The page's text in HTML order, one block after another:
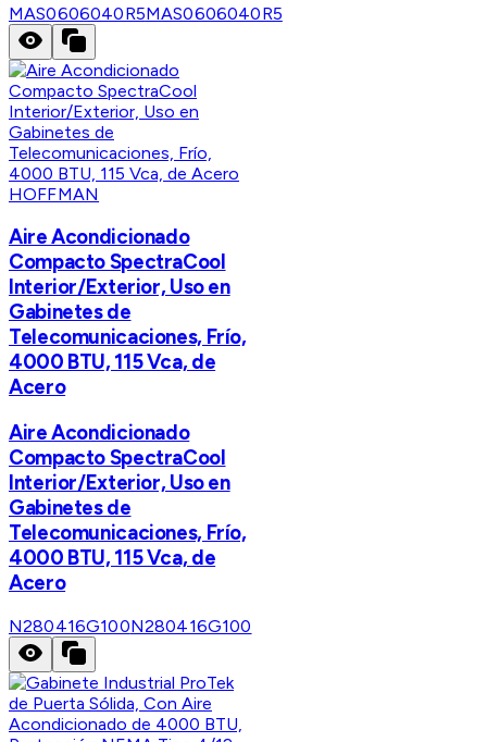
MAS0606040R5MAS0606040R5
HOFFMAN
Aire Acondicionado
Compacto SpectraCool
Interior/Exterior, Uso en
Gabinetes de
Telecomunicaciones, Frío,
4000 BTU, 115 Vca, de
Acero
Aire Acondicionado
Compacto SpectraCool
Interior/Exterior, Uso en
Gabinetes de
Telecomunicaciones, Frío,
4000 BTU, 115 Vca, de
Acero
N280416G100N280416G100